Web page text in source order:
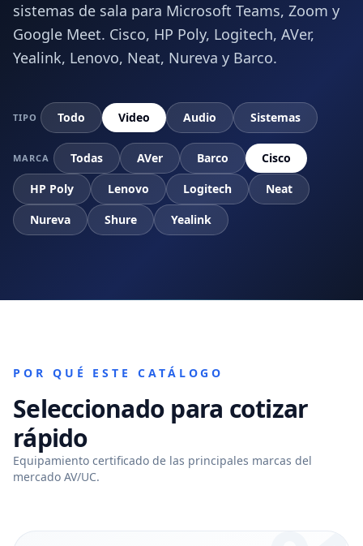
sistemas de sala para Microsoft Teams, Zoom y
Google Meet. Cisco, HP Poly, Logitech, AVer,
Yealink, Lenovo, Neat, Nureva y Barco.
TIPO Todo Video Audio Sistemas
MARCA Todas AVer Barco
Cisco
HP Poly
Lenovo Logitech
Neat
Nureva
Shure Yealink
POR QUÉ ESTE CATÁLOGO
Seleccionado para cotizar
rápido
Equipamiento certificado de las principales marcas del
mercado AV/UC.